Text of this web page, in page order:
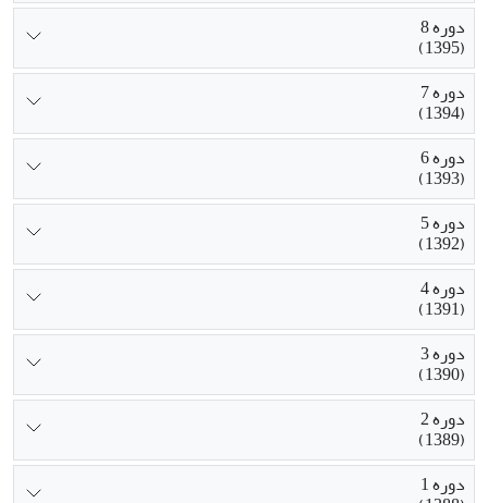
دوره 8
(1395)
دوره 7
(1394)
دوره 6
(1393)
دوره 5
(1392)
دوره 4
(1391)
دوره 3
(1390)
دوره 2
(1389)
دوره 1